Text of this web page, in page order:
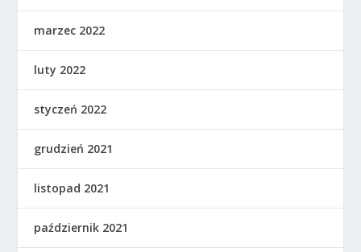
marzec 2022
luty 2022
styczeń 2022
grudzień 2021
listopad 2021
październik 2021